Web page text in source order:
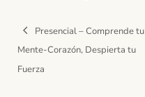
Presencial – Comprende tu
Mente-Corazón, Despierta tu
Fuerza